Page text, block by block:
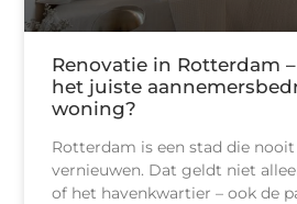
Renovatie in Rotterdam
het juiste
woning?
Rotterdam is een stad die
vernieuwen. Dat geldt niet
of het havenkwartier – ook de